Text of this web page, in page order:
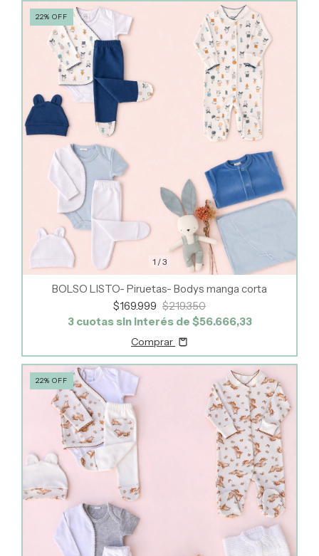
1 /3
22% OFF
BOLSO LISTO- Piruetas- Bodys manga corta
$169.999 $219.350
3 cuotas sin interés de $56.666,33
Comprar
22% OFF